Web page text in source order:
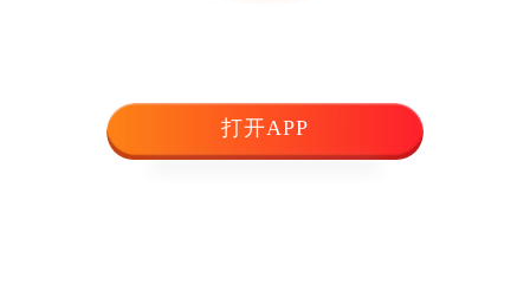
打开APP